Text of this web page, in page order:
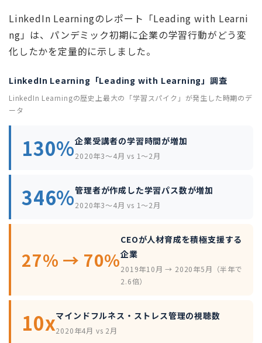
LinkedIn Learningのレポート「Leading with Learni
ng」は、パンデミック初期に企業の学習行動がどう変
化したかを定量的に示しました。
LinkedIn Learning「Leading with Learning」調査
LinkedIn Learningの歴史上最大の「学習スパイク」が発生した時期のデ
ータ
130%企業受講者の学習時間が増加
2020年3〜4月 vs 1〜2月
346%管理者が作成した学習パス数が増加
2020年3〜4月 vs 1〜2月
27% → 70%
CEOが人材育成を積極支援する
企業
2019年10月 → 2020年5月（半年で
2.6倍）
10xマインドフルネス・ストレス管理の視聴数
2020年4月 vs 2月